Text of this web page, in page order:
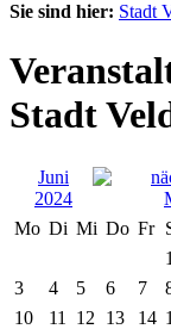
Sie sind hier: Stadt
Stadt
Juni
2024
Mo Di Mi Do Fr
1
3
4 5 6 7
10
11 12 13 14